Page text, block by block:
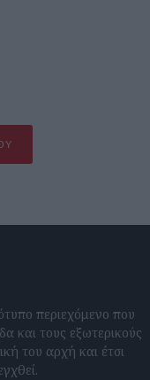
περιεχόμενο που
και τους εξωτερικούς
του αρχή και έτσι